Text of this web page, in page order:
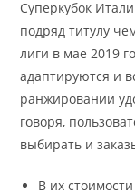
Суперкубок
подряд титулу
лиги в мае 2019
адаптируются и
ранжировании
говоря,
выбирать и
В их